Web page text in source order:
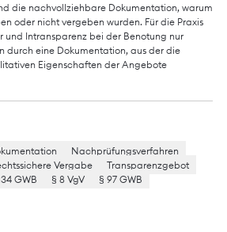
die nachvollziehbare Dokumentation, warum
oder nicht vergeben wurden. Für die Praxis
und Intransparenz bei der Benotung nur
durch eine Dokumentation, aus der die
Eigenschaften der Angebote
Nachprüfungsverfahren
Vergabe
Transparenzgebot
GWB § 8 VgV § 97 GWB